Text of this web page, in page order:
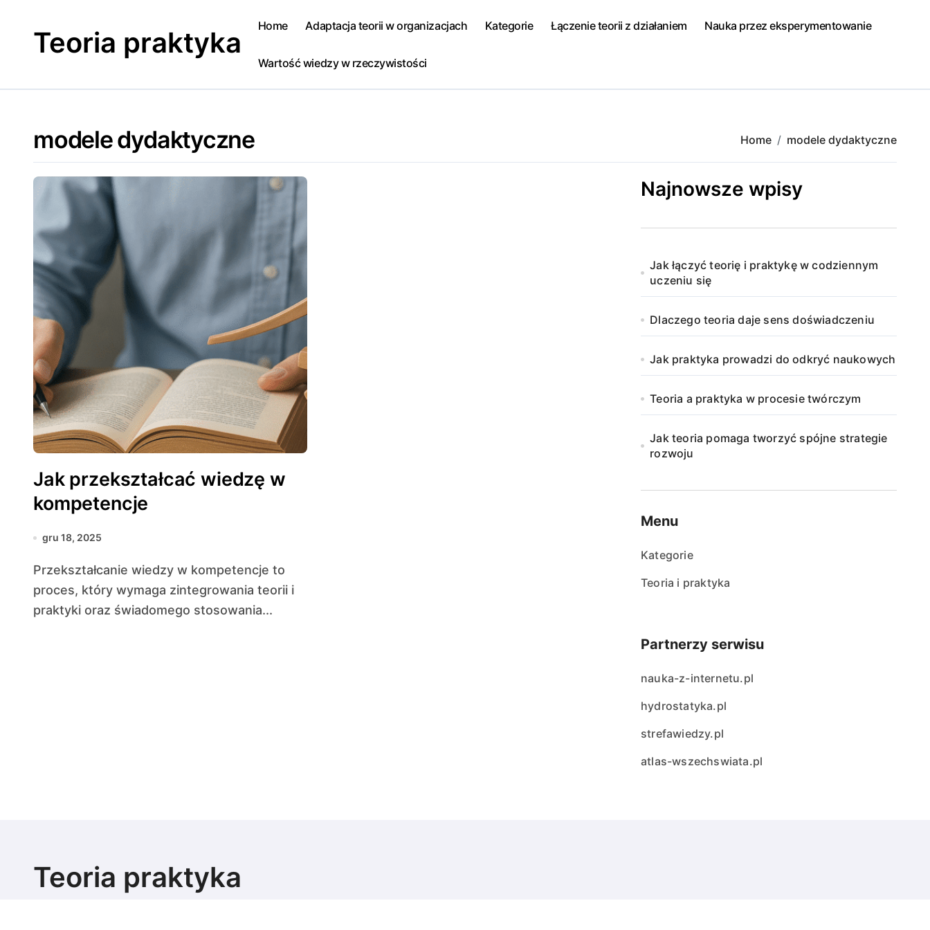
contentTeoria praktyka Home Adaptacja teorii w organizacjach Kategorie Łączenie teorii z działaniem Nauka przez eksperymentowanie
Wartość wiedzy w rzeczywistości
modele dydaktyczne Home modele dydaktyczne
Jak przekształcać wiedzę w
kompetencje
gru 18, 2025
Przekształcanie wiedzy w kompetencje to
proces, który wymaga zintegrowania teorii i
praktyki oraz świadomego stosowania...
Najnowsze wpisy
Jak łączyć teorię i praktykę w codziennym
uczeniu się
Dlaczego teoria daje sens doświadczeniu
Jak praktyka prowadzi do odkryć naukowych
Teoria a praktyka w procesie twórczym
Jak teoria pomaga tworzyć spójne strategie
rozwoju
Menu
Kategorie
Teoria i praktyka
Partnerzy serwisu
nauka-z-internetu.pl
hydrostatyka.pl
strefawiedzy.pl
atlas-wszechswiata.pl
Teoria praktyka